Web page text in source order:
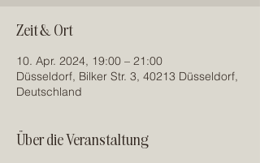
Zeit & Ort
10. Apr. 2024, 19:00 – 21:00
Düsseldorf, Bilker Str. 3, 40213 Düsseldorf,
Deutschland
Über die Veranstaltung